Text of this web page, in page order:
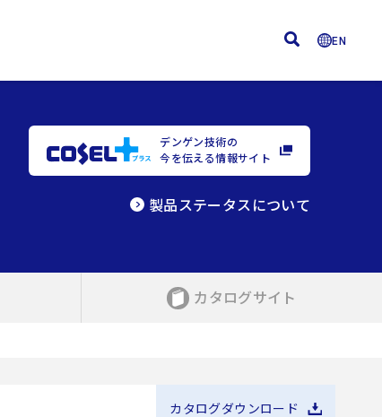
EN
デンゲン技術の
今を伝える情報サイト
製品ステータスについて
カタログサイト
カタログダウンロード